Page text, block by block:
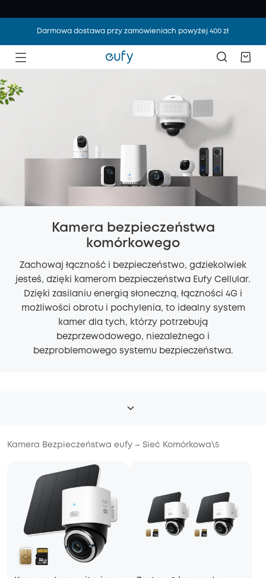
Darmowa dostawa przy zamówieniach powyżej 400 zł
Kamera bezpieczeństwa
komórkowego
Zachowaj łączność i bezpieczeństwo, gdziekolwiek
jesteś, dzięki kamerom bezpieczeństwa Eufy Cellular.
Dzięki zasilaniu energią słoneczną, łączności 4G i
możliwości obrotu i pochylenia, to idealny system
kamer dla tych, którzy potrzebują
bezprzewodowego, niezależnego i
bezproblemowego systemu bezpieczeństwa.
Kamera Bezpieczeństwa eufy – Sieć Komórkowa\5